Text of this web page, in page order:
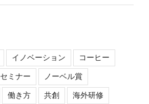
イノベーション コーヒー
セミナー ノーベル賞
働き方 共創 海外研修